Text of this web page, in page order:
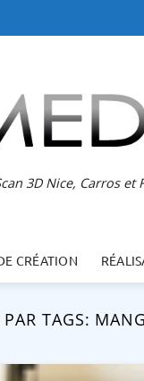
3D Nice, Carros et
CRÉATION
TAGS: